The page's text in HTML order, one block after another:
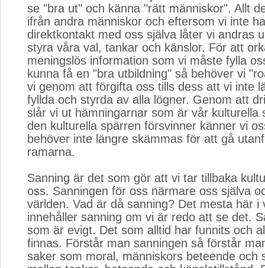
se "bra ut" och känna "rätt människor". Allt
ifrån andra människor och eftersom vi inte
direktkontakt med oss själva låter vi andras
styra våra val, tankar och känslor. För att
meningslös information som vi måste fylla
kunna få en "bra utbildning" så behöver vi
vi genom att förgifta oss tills dess att vi inte
fyllda och styrda av alla lögner. Genom att
slår vi ut hämningarnar som är vår kulturella
den kulturella spärren försvinner känner vi
behöver inte längre skämmas för att gå
ramarna.
Sanning är det som gör att vi tar tillbaka
oss. Sanningen för oss närmare oss själva
världen. Vad är då sanning? Det mesta här i
innehåller sanning om vi är redo att se det.
som är evigt. Det som alltid har funnits och
finnas. Förstår man sanningen så förstår
saker som moral, människors beteende och